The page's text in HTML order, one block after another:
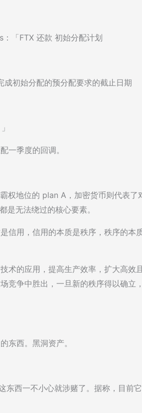
「FTX 还款 初始分配计划
初始分配的预分配要求的截止日期
一季度的回调。
权地位的 plan A，加密货币则代表了
是无法绕过的核心要素。
信用，信用的本质是秩序，秩序的本
术的应用，提高生产效率，扩大高效
竞争中胜出，一旦新的秩序得以确立
东西。黑洞资产。
西一不小心就涉赌了。据称，目前